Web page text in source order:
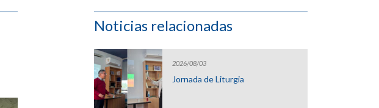
Noticias relacionadas
2026/08/03
Jornada de Liturgia